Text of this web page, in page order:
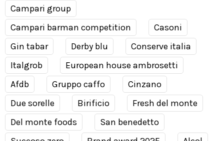
Campari group
Campari barman competition
Casoni
Gin tabar
Derby blu
Conserve italia
Italgrob
European house ambrosetti
Afdb
Gruppo caffo
Cinzano
Due sorelle
Birificio
Fresh del monte
Del monte foods
San benedetto